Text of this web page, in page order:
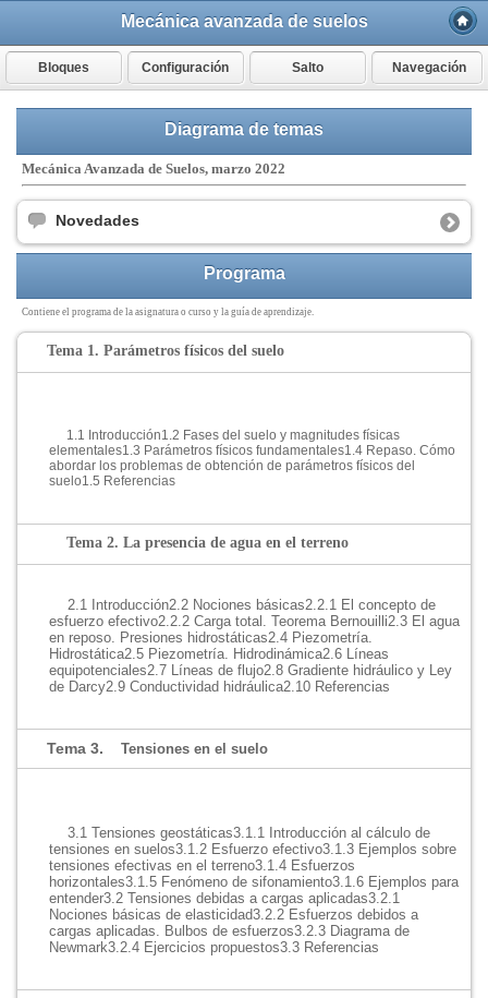
Mecánica avanzada de suelos
Bloques Configuración Salto Navegación
Diagrama de temas
Mecánica Avanzada de Suelos, marzo 2022
Novedades
Programa
Contiene el programa de la asignatura o curso y la guía de aprendizaje.
Tema 1. Parámetros físicos del suelo
1.1 Introducción1.2 Fases del suelo y magnitudes físicas
elementales1.3 Parámetros físicos fundamentales1.4 Repaso. Cómo
abordar los problemas de obtención de parámetros físicos del
suelo1.5 Referencias
Tema 2. La presencia de agua en el terreno
2.1 Introducción2.2 Nociones básicas2.2.1 El concepto de
esfuerzo efectivo2.2.2 Carga total. Teorema Bernouilli2.3 El agua
en reposo. Presiones hidrostáticas2.4 Piezometría.
Hidrostática2.5 Piezometría. Hidrodinámica2.6 Líneas
equipotenciales2.7 Líneas de flujo2.8 Gradiente hidráulico y Ley
de Darcy2.9 Conductividad hidráulica2.10 Referencias
Tema 3. Tensiones en el suelo
3.1 Tensiones geostáticas3.1.1 Introducción al cálculo de
tensiones en suelos3.1.2 Esfuerzo efectivo3.1.3 Ejemplos sobre
tensiones efectivas en el terreno3.1.4 Esfuerzos
horizontales3.1.5 Fenómeno de sifonamiento3.1.6 Ejemplos para
entender3.2 Tensiones debidas a cargas aplicadas3.2.1
Nociones básicas de elasticidad3.2.2 Esfuerzos debidos a
cargas aplicadas. Bulbos de esfuerzos3.2.3 Diagrama de
Newmark3.2.4 Ejercicios propuestos3.3 Referencias